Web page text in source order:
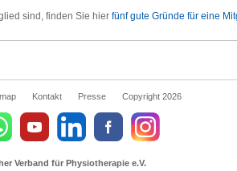
sind, finden Sie hier fünf gute Gründe für eine
Kontakt Presse Copyright 2026
Verband für Physiotherapie e.V.